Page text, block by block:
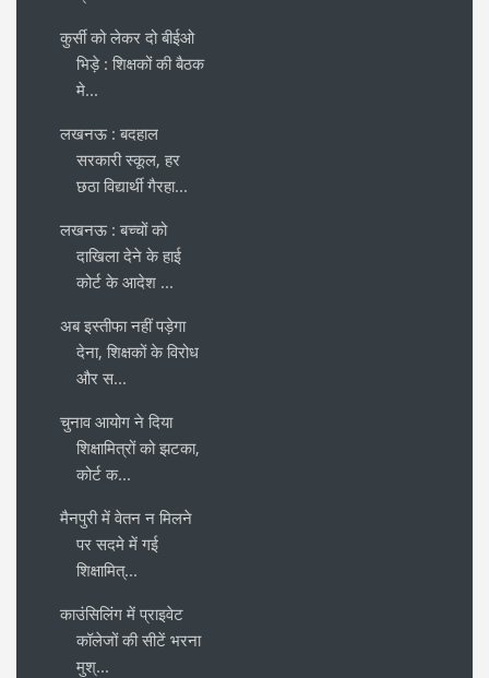
कुर्सी को लेकर दो बीईओ
भिड़े : शिक्षकों की बैठक
मे...
लखनऊ : बदहाल
सरकारी स्कूल, हर
छठा विद्यार्थी गैरहा...
लखनऊ : बच्चों को
दाखिला देने के हाई
कोर्ट के आदेश ...
अब इस्तीफा नहीं पड़ेगा
देना, शिक्षकों के विरोध
और स...
चुनाव आयोग ने दिया
शिक्षामित्रों को झटका,
कोर्ट क...
मैनपुरी में वेतन न मिलने
पर सदमे में गई
शिक्षामित्...
काउंसिलिंग में प्राइवेट
कॉलेजों की सीटें भरना
मुश्...